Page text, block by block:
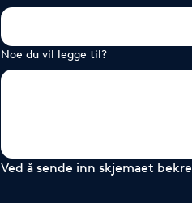
Noe du vil legge til?
Ved å sende inn skjemaet